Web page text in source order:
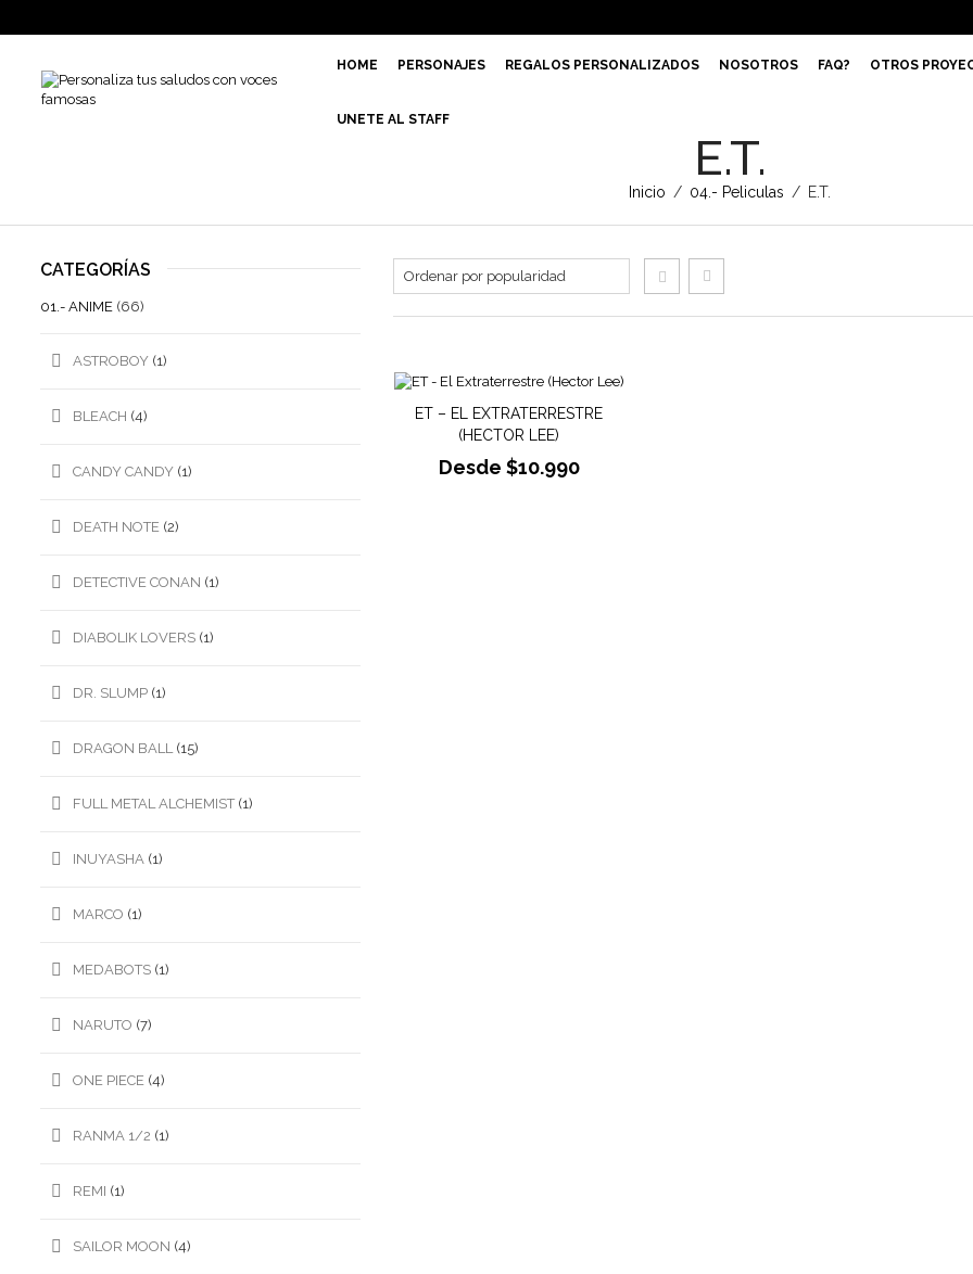
HOME PERSONAJES REGALOS PERSONALIZADOS NOSOTROS FAQ? OTROS
UNETE AL STAFF
E.T.
Inicio / 04.- Peliculas / E.T.
ET – EL EXTRATERRESTRE
(HECTOR LEE)
Desde $10.990
CATEGORÍAS
01.- ANIME (66)
ASTROBOY (1)
BLEACH (4)
CANDY CANDY (1)
DEATH NOTE (2)
DETECTIVE CONAN (1)
DIABOLIK LOVERS (1)
DR. SLUMP (1)
DRAGON BALL (15)
FULL METAL ALCHEMIST (1)
INUYASHA (1)
MARCO (1)
MEDABOTS (1)
NARUTO (7)
ONE PIECE (4)
RANMA 1/2 (1)
REMI (1)
SAILOR MOON (4)